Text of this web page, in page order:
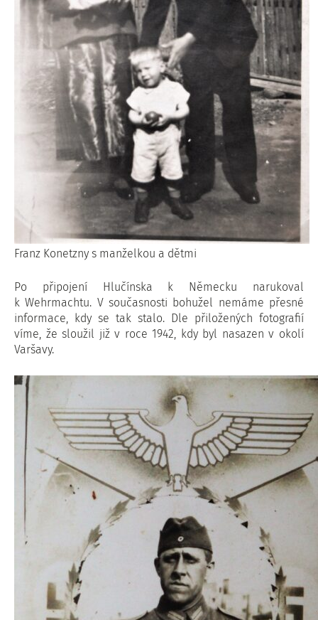
Franz Konetzny s manželkou a dětmi
Po připojení Hlučínska k Německu narukoval
k Wehrmachtu. V současnosti bohužel nemáme přesné
informace, kdy se tak stalo. Dle přiložených fotografií
víme, že sloužil již v roce 1942, kdy byl nasazen v okolí
Varšavy.